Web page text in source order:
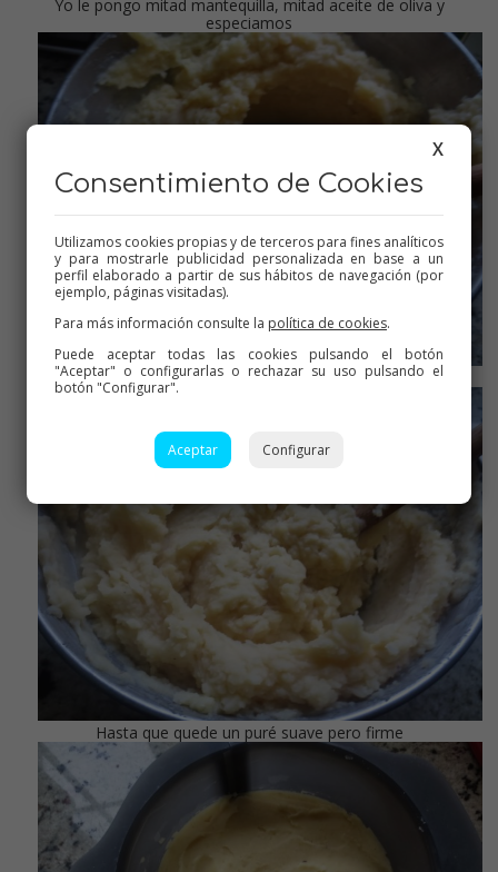
Yo le pongo mitad mantequilla, mitad aceite de oliva y
especiamos
Ir añadiendo agua de cocer el pulpo y mezclando bien
Hasta que quede un puré suave pero firme
X
Consentimiento de Cookies
Utilizamos cookies propias y de terceros para fines analíticos
y para mostrarle publicidad personalizada en base a un
perfil elaborado a partir de sus hábitos de navegación (por
ejemplo, páginas visitadas).
Para más información consulte la política de cookies.
Puede aceptar todas las cookies pulsando el botón
"Aceptar" o configurarlas o rechazar su uso pulsando el
botón "Configurar".
Aceptar Configurar